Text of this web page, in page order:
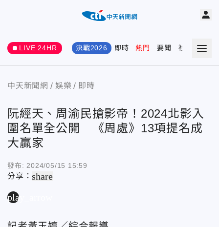
LIVE 24HR 決戰2026 即時 熱門 要聞 社會 娛樂
中天新聞網 娛樂 即時
阮經天、周渝民搶影帝！2024北影入
圍名單全公開 《周處》13項提名成
大贏家
發布: 2024/05/15 15:59
分享：share
play_arrow